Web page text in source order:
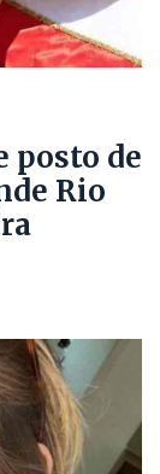
posto de
Rio